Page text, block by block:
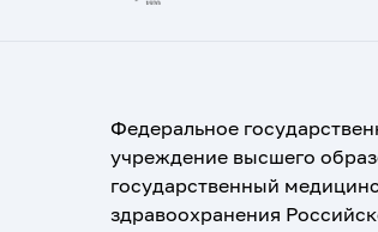
Федеральное
учреждение высшего
государственный
здравоохранения